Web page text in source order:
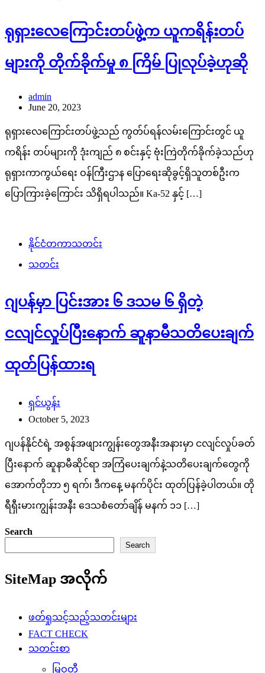
ရုရှားလေကြောင်းတပ်ဖွဲ့က ယူကရိန်းတပ်
များကို တိုက်ခိုက်မှု ၈ ကြိမ် ပြုလုပ်ခဲ့ဟုဆို
admin
June 20, 2023
ရုရှားလေကြောင်းတပ်ဖွဲ့သည် ကွတ်ပ်ရန်လမ်းကြောင်းတွင် ယူ
ကရိန်း တပ်များကို ဒုံးကျည် ၈ စင်းနှင့် ဗုံးကြဲတိုက်ခိုက်ခဲ့သည်ဟု
ရုရှားကာကွယ်ရေး ဝန်ကြီးဌာန ပြောရေးဆိုခွင့်ရှိသူတစ်ဦးက
ပြောကြားခဲ့ကြောင်း သိရှိရပါသည်။ Ka-52 နှင့် […]
နိုင်ငံတကာသတင်း
သတင်း
ဂျပန်မှာ ပြင်းအား ၆ ဒသမ ၆ ရှိတဲ့
ငလျင်လှုပ်ပြီးနောက် ဆူနာမီသတိပေးချက်
ထုတ်ပြန်ထားရ
ရှင်ယွန်း
October 5, 2023
ဂျပန်နိုင်ငံရဲ့ အစွန်အဖျားကျွန်းတွေအနီးအနားမှာ ငလျင်လှုပ်ခတ်
ပြီးနောက် ဆူနာမီဆိုင်ရာ အကြံပေးချက်နဲ့သတိပေးချက်တွေကို
အောက်တိုဘာ ၅ ရက်၊ ဒီကနေ့ မနက်ပိုင်း ထုတ်ပြန်ခဲ့ပါတယ်။ တို
ရီရှီးမားကျွန်းအနီး ဒေသစံတော်ချိန် မနက် ၁၁ […]
Search
Search
SiteMap အလိုက်
ဖတ်ရှုသင့်သည့်သတင်းများ
FACT CHECK
သတင်းစာ
မြဝတီ